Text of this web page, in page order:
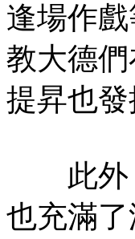
逢場作
教大德
提昇也
此外，
也充滿